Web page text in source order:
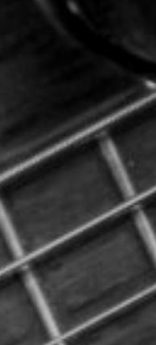
HISTORIA RIDER
06